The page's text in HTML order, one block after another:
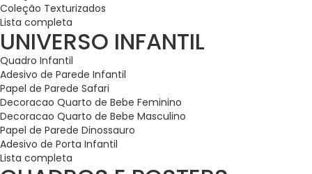
Coleção Texturizados
Lista completa
UNIVERSO INFANTIL
Quadro Infantil
Adesivo de Parede Infantil
Papel de Parede Safari
Decoracao Quarto de Bebe Feminino
Decoracao Quarto de Bebe Masculino
Papel de Parede Dinossauro
Adesivo de Porta Infantil
Lista completa